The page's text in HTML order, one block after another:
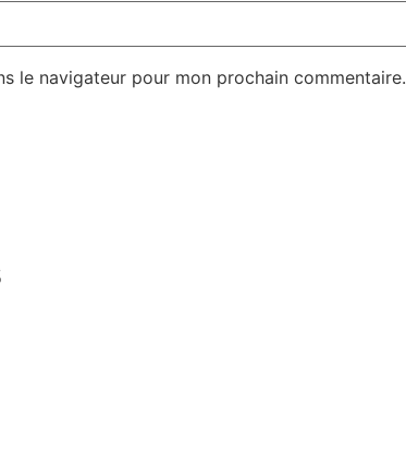
le navigateur pour mon prochain commentaire.